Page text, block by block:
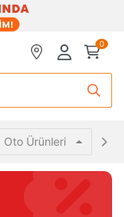
0
Oto Ürünleri